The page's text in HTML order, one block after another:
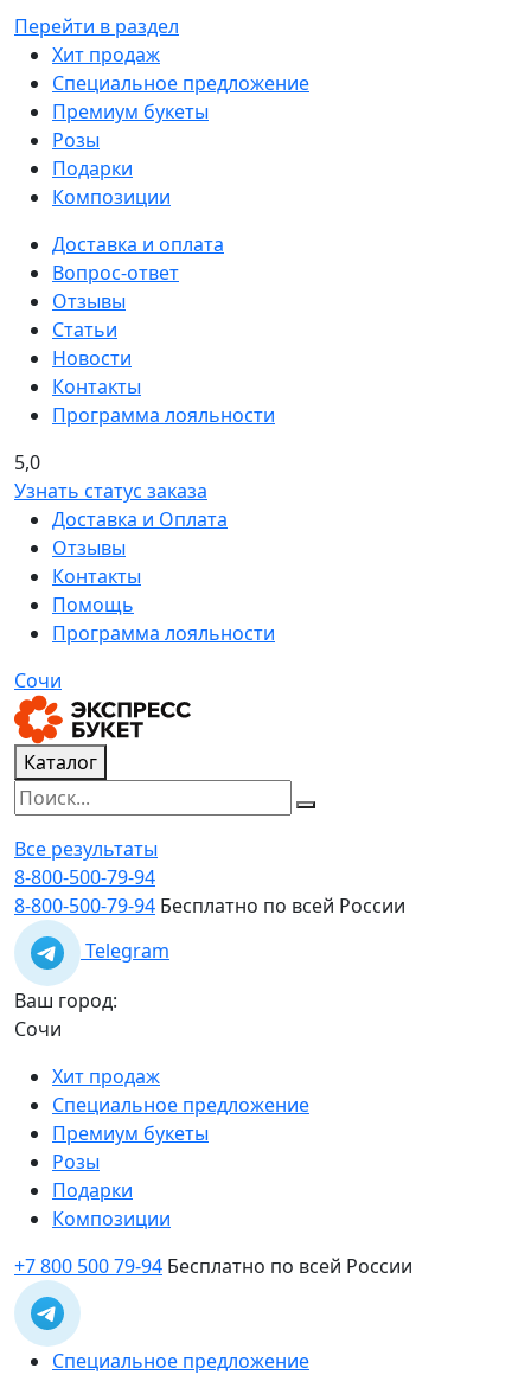
Перейти в раздел
Хит продаж
Специальное предложение
Премиум букеты
Розы
Подарки
Композиции
Доставка и оплата
Вопрос-ответ
Отзывы
Статьи
Новости
Контакты
Программа лояльности
5,0
Узнать статус заказа
Доставка и Оплата
Отзывы
Контакты
Помощь
Программа лояльности
Сочи
Каталог
Все результаты
8-800-500-79-94
8-800-500-79-94 Бесплатно по всей России
Telegram
Ваш город:
Сочи
Хит продаж
Специальное предложение
Премиум букеты
Розы
Подарки
Композиции
+7 800 500 79-94 Бесплатно по всей России
Специальное предложение